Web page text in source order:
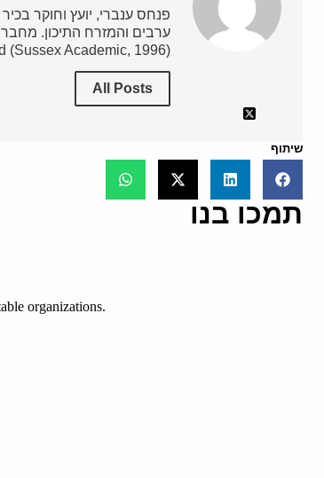
פנחס ענברי, יועץ וחוקר בכיר
(Sussex Academic, 1996).
All Posts
שיתוף
תמכו בנו